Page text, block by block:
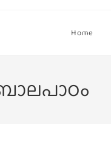
Home